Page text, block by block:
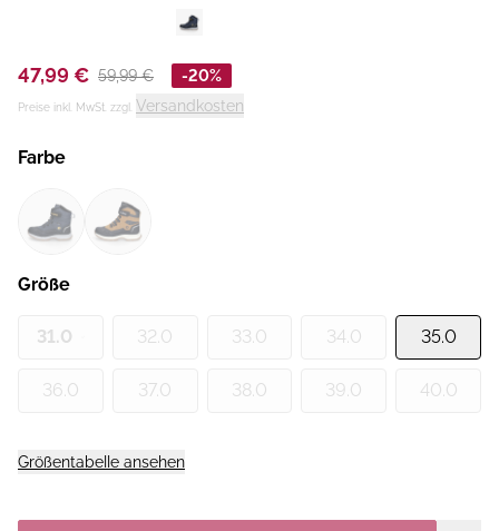
47,99 € 59,99 € -20%
Preise inkl. MwSt. zzgl. Versandkosten
Farbe
Größe
31.0 32.0 33.0 34.0 35.0
36.0 37.0 38.0 39.0 40.0
Größentabelle ansehen